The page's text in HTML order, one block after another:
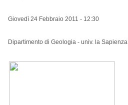
Giovedì 24 Febbraio 2011 - 12:30
Dipartimento di Geologia - univ. la Sapienza